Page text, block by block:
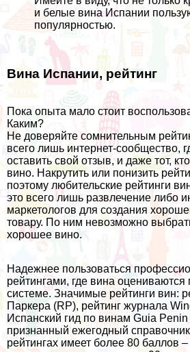
и белые вина Испании
популярностью.
Вина Испании, рейтинг
Пока опыта мало стоит
Каким?
Не доверяйте сомнительным
всего лишь интернет-сообщество,
оставить свой отзыв, и даже тот,
вино. Накрутить или понизить
поэтому любительские рейтинги
это всего лишь развлечение либо
маркетологов для создания
товару. По ним невозможно
хорошее вино.
Надежнее пользоваться
рейтингами, где вина оцениваются
системе. Значимые рейтинги вин:
Паркера (RP), рейтинг журнала
Испанский гид по винам Guia
признанный ежегодный
рейтингах имеет более 80 баллов